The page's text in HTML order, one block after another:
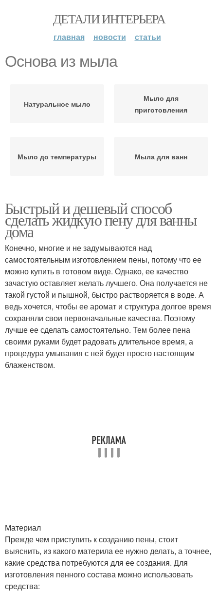
ДЕТАЛИ ИНТЕРЬЕРА
главная новости статьи
Основа из мыла
Натуральное мыло
Мыло для
приготовления
Мыло до температуры Мыла для ванн
Быстрый и дешевый способ
сделать жидкую пену для ванны
дома
Конечно, многие и не задумываются над
самостоятельным изготовлением пены, потому что ее
можно купить в готовом виде. Однако, ее качество
зачастую оставляет желать лучшего. Она получается не
такой густой и пышной, быстро растворяется в воде. А
ведь хочется, чтобы ее аромат и структура долгое время
сохраняли свои первоначальные качества. Поэтому
лучше ее сделать самостоятельно. Тем более пена
своими руками будет радовать длительное время, а
процедура умывания с ней будет просто настоящим
блаженством.
Материал
Прежде чем приступить к созданию пены, стоит
выяснить, из какого материла ее нужно делать, а точнее,
какие средства потребуются для ее создания. Для
изготовления пенного состава можно использовать
средства: